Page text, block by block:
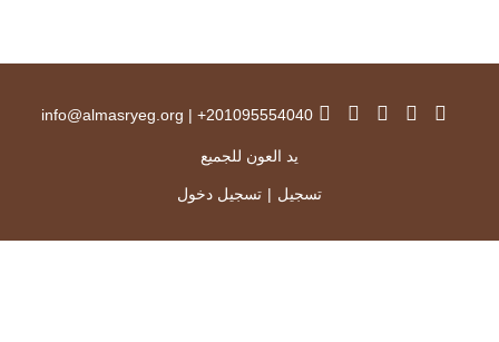
201095554040+
|
info@almasryeg.org
يد العون للجميع
تسجيل | تسجيل دخول